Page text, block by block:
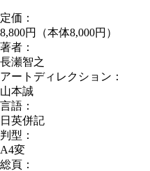
定価：
8,800円（本体8,000円）
著者：
長瀬智之
アートディレクション：
山本誠
言語：
日英併記
判型：
A4変
総頁：